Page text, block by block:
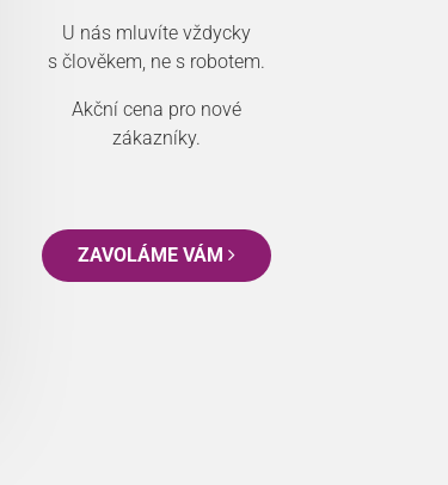
U nás mluvíte vždycky
s člověkem, ne s robotem.
Akční cena pro nové
zákazníky.
ZAVOLÁME VÁM